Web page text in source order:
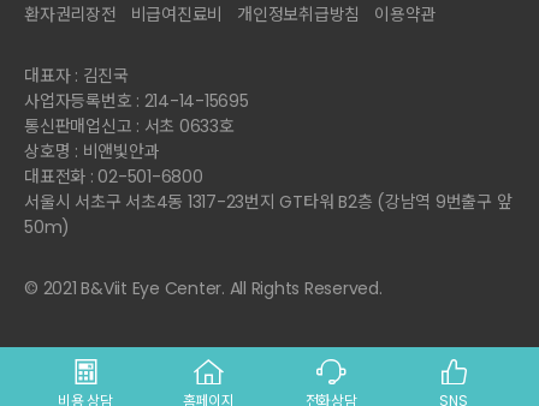
비용 상담 홈페이지 전화상담 SNS
환자권리장전 비급여진료비 개인정보취급방침 이용약관
대표자 : 김진국
사업자등록번호 : 214-14-15695
통신판매업신고 : 서초 0633호
상호명 : 비앤빛안과
대표전화 : 02-501-6800
서울시 서초구 서초4동 1317-23번지 GT타워 B2층 (강남역 9번출구 앞
50m)
© 2021 B&Viit Eye Center. All Rights Reserved.